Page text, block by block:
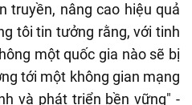
truyền, nâng cao hiệu quả
tôi tin tưởng rằng, với tinh
một quốc gia nào sẽ bị
tới một không gian mạng
và phát triển bền vững" -